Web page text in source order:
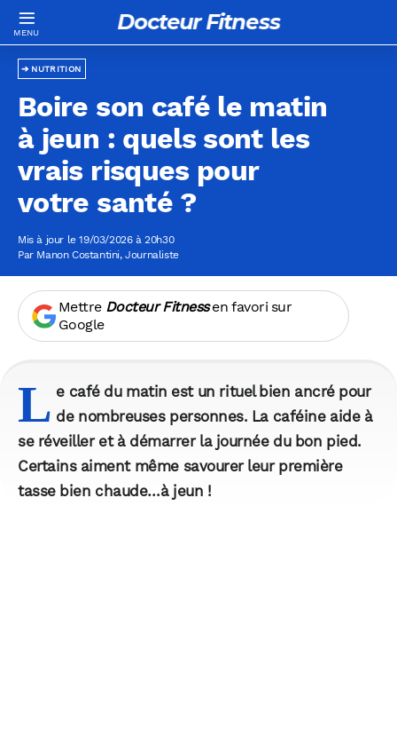
Docteur Fitness
NUTRITION
Boire son café le matin
à jeun : quels sont les
vrais risques pour
votre santé ?
Mis à jour le 19/03/2026 à 20h30
Par Manon Costantini, Journaliste
Mettre Docteur Fitnessen favori sur
Google
L e café du matin est un rituel bien ancré pour
de nombreuses personnes. La caféine aide à
se réveiller et à démarrer la journée du bon pied.
Certains aiment même savourer leur première
tasse bien chaude…à jeun !